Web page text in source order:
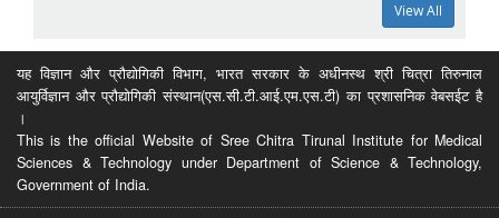
View All
यह विज्ञान और प्रौद्योगिकी विभाग, भारत सरकार के अधीनस्थ श्री चित्रा तिरुनाल
आयुर्विज्ञान और प्रौद्योगिकी संस्थान(एस.सी.टी.आई.एम.एस.टी) का प्रशासनिक वेबसईट है
।
This is the official Website of Sree Chitra Tirunal Institute for Medical
Sciences & Technology under Department of Science & Technology,
Government of India.